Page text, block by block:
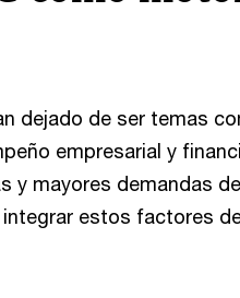
dejado de ser temas
empresarial y
y mayores demandas
estos factores